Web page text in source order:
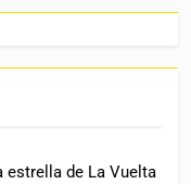
estrella de La Vuelta